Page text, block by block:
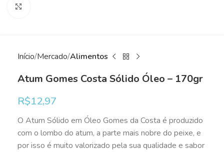
Início Mercado Alimentos
Atum Gomes Costa Sólido Óleo – 170gr
R$12,97
O Atum Sólido em Óleo Gomes da Costa é produzido
com o lombo do atum, a parte mais nobre do peixe, e
por isso é muito valorizado pela sua qualidade e sabor